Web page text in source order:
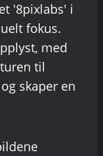
'8pixlabs' i
fokus.
med
til
skaper en